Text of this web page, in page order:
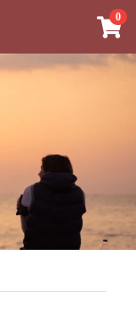
0
×